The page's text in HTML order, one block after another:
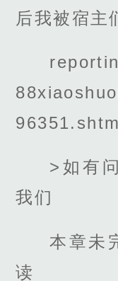
后我被宿主
>如有
我们
本章未
读